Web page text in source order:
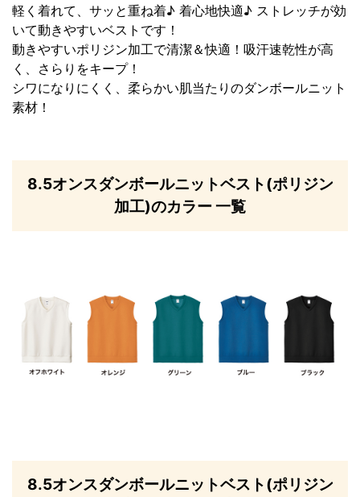
軽く着れて、サッと重ね着♪ 着心地快適♪ ストレッチが効
いて動きやすいベストです！
動きやすいポリジン加工で清潔＆快適！吸汗速乾性が高
く、さらりをキープ！
シワになりにくく、柔らかい肌当たりのダンボールニット
素材！
8.5オンスダンボールニットベスト(ポリジン
加工)のカラー 一覧
8.5オンスダンボールニットベスト(ポリジン